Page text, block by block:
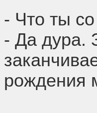
- Что ты
- Да дура.
рождения